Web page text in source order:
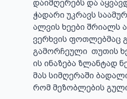
დაიმღერებს და
ჭადარი უკრავს
ალვის ხეები შრიალს
ვერხვის ფოთლებმაც
გამორჩეული  თუთის
ის ინაზება ზლანტად
მას სიმღერაში
რომ მეზობლების